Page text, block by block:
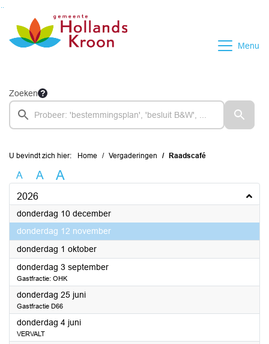
Ga naar de inhoud van deze pagina
Menu
Zoeken
U bevindt zich hier: Home Vergaderingen Raadscafé
A A A
2026
donderdag 10 december2026
donderdag 12 november2026
donderdag 1 oktober2026
donderdag 3 september2026
Gastfractie: OHK
donderdag 25 juni2026
Gastfractie D66
donderdag 4 juni2026
VERVALT